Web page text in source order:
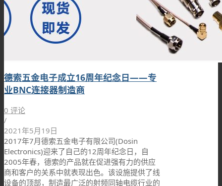
德索五金电子成立16周年纪念日——专
业BNC连接器制造商
0 评论
/
2021年5月19日
2017年7月德索五金电子有限公司(Dosin
Electronics)迎来了自己的12周年纪念日，自
2005年春，德索的产品就在促进强有力的供应
商和客户的关系中就表现出色。该设施提供了线
设备的顶部，制造最广泛的射频同轴电缆行业的